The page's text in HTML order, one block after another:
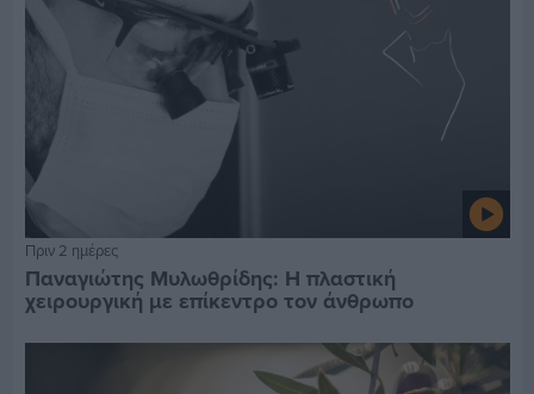
Πριν 2 ημέρες
Παναγιώτης Μυλωθρίδης: Η πλαστική
χειρουργική με επίκεντρο τον άνθρωπο